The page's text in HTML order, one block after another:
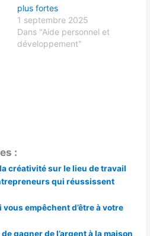
plus fortes
1 septembre 2025
Dans "Aide personnel et
développement"
:
créativité sur le lieu de travail
qui réussissent
empêchent d’être à votre
gagner de l’argent à la maison